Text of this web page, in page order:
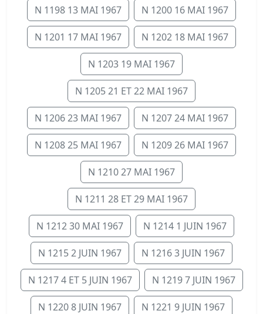
N 1198 13 MAI 1967 N 1200 16 MAI 1967
N 1201 17 MAI 1967 N 1202 18 MAI 1967
N 1203 19 MAI 1967
N 1205 21 ET 22 MAI 1967
N 1206 23 MAI 1967 N 1207 24 MAI 1967
N 1208 25 MAI 1967 N 1209 26 MAI 1967
N 1210 27 MAI 1967
N 1211 28 ET 29 MAI 1967
N 1212 30 MAI 1967 N 1214 1 JUIN 1967
N 1215 2 JUIN 1967 N 1216 3 JUIN 1967
N 1217 4 ET 5 JUIN 1967 N 1219 7 JUIN 1967
N 1220 8 JUIN 1967 N 1221 9 JUIN 1967